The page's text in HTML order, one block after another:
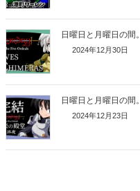
日曜日と月曜日の
2024年12月30日
日曜日と月曜日の
2024年12月23日